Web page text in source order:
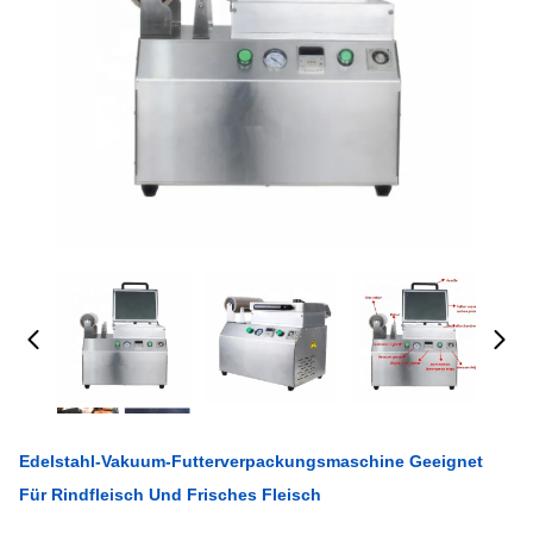
Edelstahl-Vakuum-Futterverpackungsmaschine Geeignet
Für Rindfleisch Und Frisches Fleisch